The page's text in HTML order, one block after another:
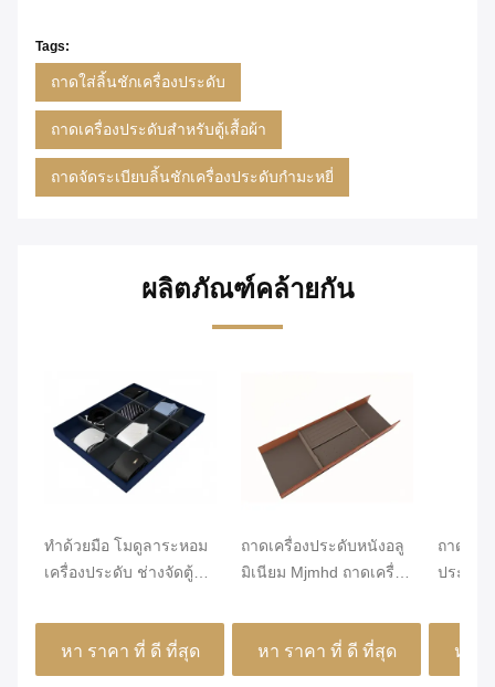
Tags:
ถาดใส่ลิ้นชักเครื่องประดับ
ถาดเครื่องประดับสำหรับตู้เสื้อผ้า
ถาดจัดระเบียบลิ้นชักเครื่องประดับกำมะหยี่
ผลิตภัณฑ์คล้ายกัน
ทําด้วยมือ โมดูลาระหอม
เครื่องประดับ ช่างจัดตู้ตู้
หา ราคา ที่ ดี ที่สุด
ถาดเครื่องประดับหนังอลู
มิเนียม Mjmhd ถาดเครื่อง
สำหรับลิ้นชัก งานฝีมือ
หา ราคา ที่ ดี ที่สุด
ถาดจัดร
ประดับ
หา